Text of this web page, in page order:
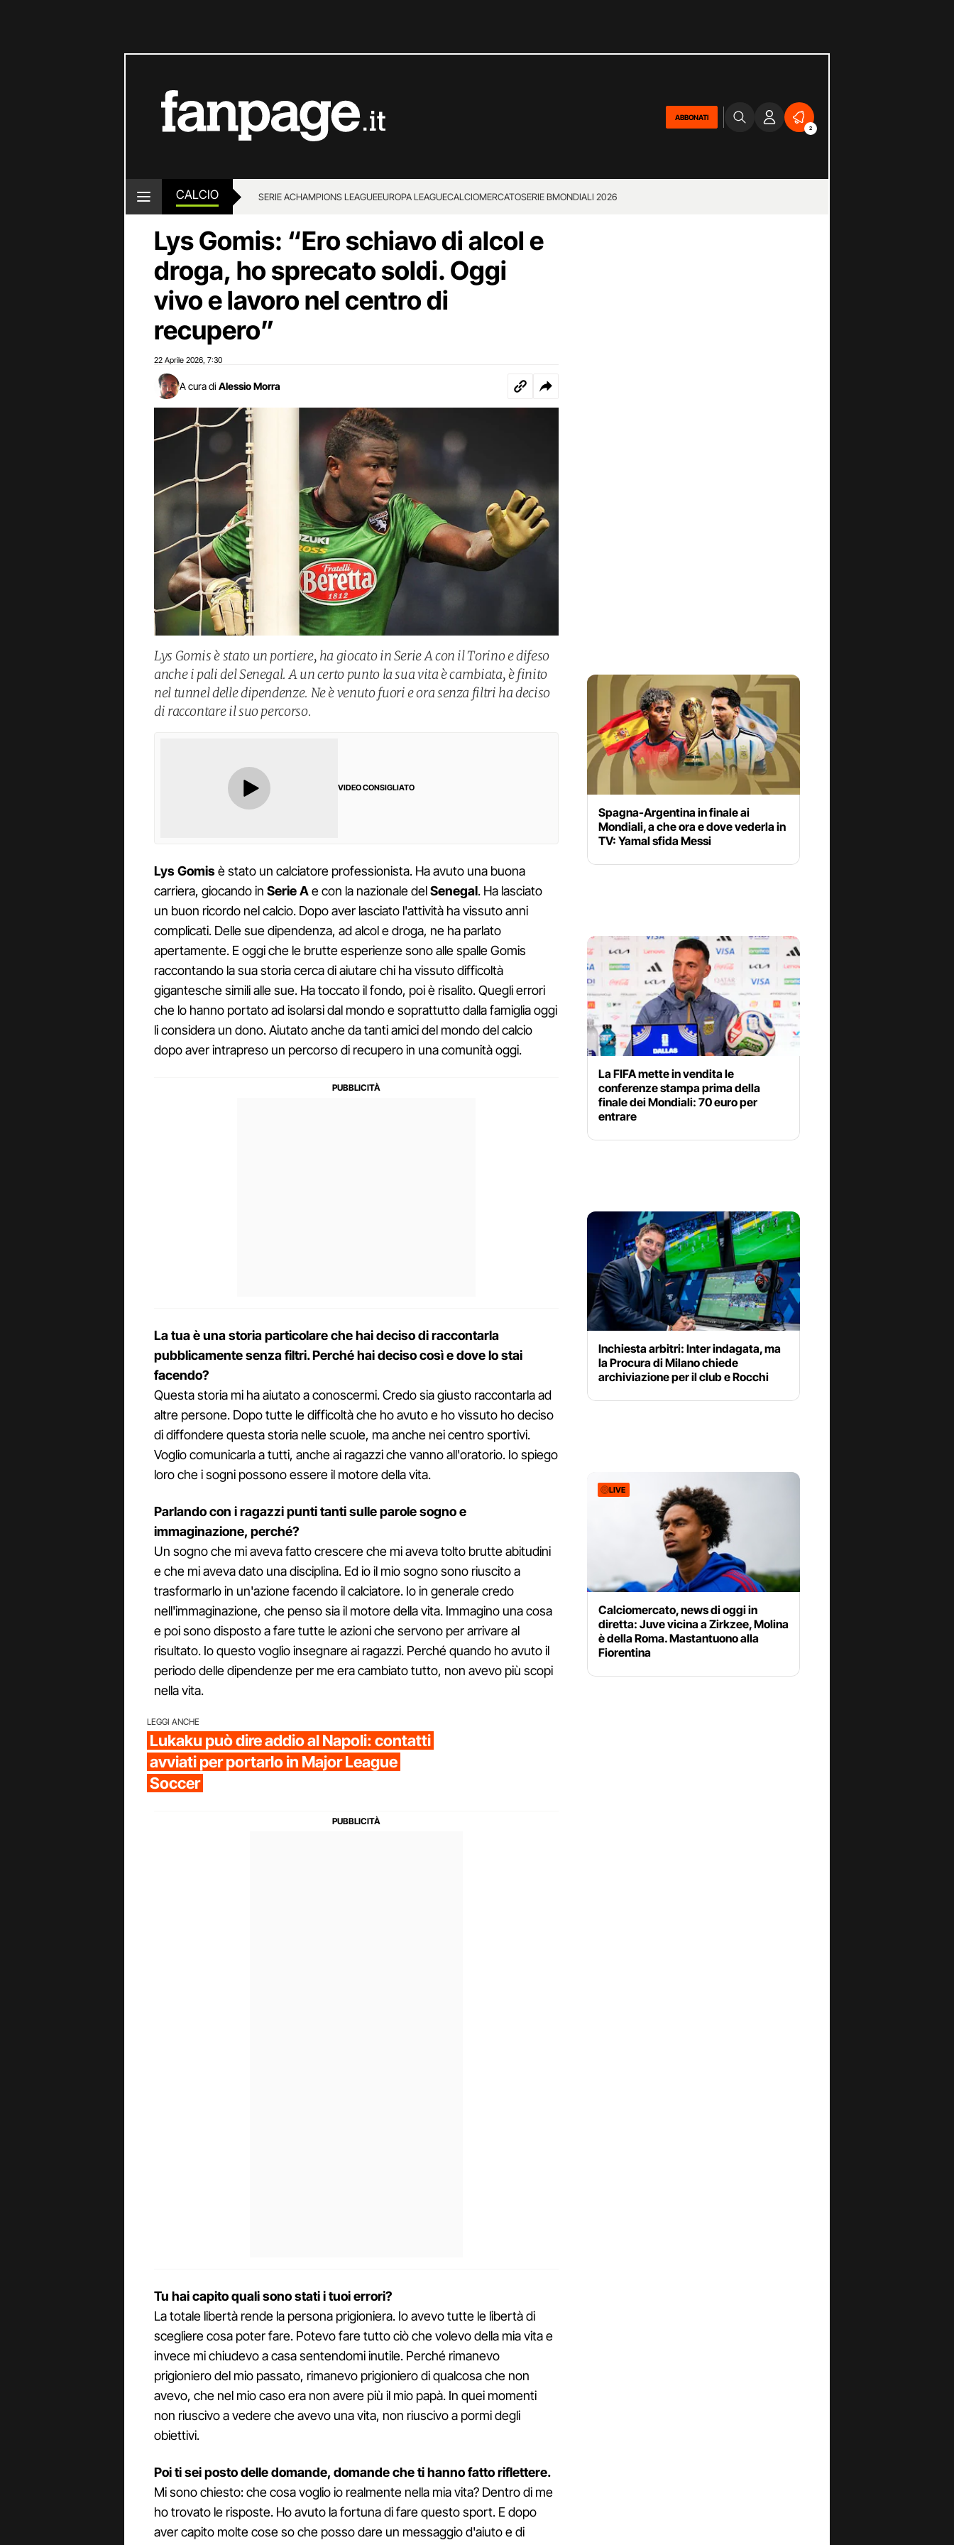
ABBONATI
2
CALCIO SERIE ACHAMPIONS LEAGUEEUROPA LEAGUECALCIOMERCATOSERIE BMONDIALI 2026
Lys Gomis: “Ero schiavo di alcol e
droga, ho sprecato soldi. Oggi
vivo e lavoro nel centro di
recupero”
22 Aprile 2026 7:30
A cura di Alessio Morra
Lys Gomis è stato un portiere, ha giocato in Serie A con il Torino e difeso
anche i pali del Senegal. A un certo punto la sua vita è cambiata, è finito
nel tunnel delle dipendenze. Ne è venuto fuori e ora senza filtri ha deciso
di raccontare il suo percorso.
VIDEO CONSIGLIATO
Lys Gomisè stato un calciatore professionista. Ha avuto una buona
carriera, giocando in Serie Ae con la nazionale delSenegal. Ha lasciato
un buon ricordo nel calcio. Dopo aver lasciato l'attività ha vissuto anni
complicati. Delle sue dipendenza, ad alcol e droga, ne ha parlato
apertamente. E oggi che le brutte esperienze sono alle spalle Gomis
raccontando la sua storia cerca di aiutare chi ha vissuto difficoltà
gigantesche simili alle sue. Ha toccato il fondo, poi è risalito. Quegli errori
che lo hanno portato ad isolarsi dal mondo e soprattutto dalla famiglia oggi
li considera un dono. Aiutato anche da tanti amici del mondo del calcio
dopo aver intrapreso un percorso di recupero in una comunità oggi.
La tua è una storia particolare che hai deciso di raccontarla
pubblicamente senza filtri. Perché hai deciso così e dove lo stai
facendo?
Questa storia mi ha aiutato a conoscermi. Credo sia giusto raccontarla ad
altre persone. Dopo tutte le difficoltà che ho avuto e ho vissuto ho deciso
di diffondere questa storia nelle scuole, ma anche nei centro sportivi.
Voglio comunicarla a tutti, anche ai ragazzi che vanno all'oratorio. Io spiego
loro che i sogni possono essere il motore della vita.
Parlando con i ragazzi punti tanti sulle parole sogno e
immaginazione, perché?
Un sogno che mi aveva fatto crescere che mi aveva tolto brutte abitudini
e che mi aveva dato una disciplina. Ed io il mio sogno sono riuscito a
trasformarlo in un'azione facendo il calciatore. Io in generale credo
nell'immaginazione, che penso sia il motore della vita. Immagino una cosa
e poi sono disposto a fare tutte le azioni che servono per arrivare al
risultato. Io questo voglio insegnare ai ragazzi. Perché quando ho avuto il
periodo delle dipendenze per me era cambiato tutto, non avevo più scopi
nella vita.
LEGGI ANCHE
Lukaku può dire addio al Napoli: contatti
avviati per portarlo in Major League
Soccer
Tu hai capito quali sono stati i tuoi errori?
La totale libertà rende la persona prigioniera. Io avevo tutte le libertà di
scegliere cosa poter fare. Potevo fare tutto ciò che volevo della mia vita e
invece mi chiudevo a casa sentendomi inutile. Perché rimanevo
prigioniero del mio passato, rimanevo prigioniero di qualcosa che non
avevo, che nel mio caso era non avere più il mio papà. In quei momenti
non riuscivo a vedere che avevo una vita, non riuscivo a pormi degli
obiettivi.
Poi ti sei posto delle domande, domande che ti hanno fatto riflettere.
Mi sono chiesto: che cosa voglio io realmente nella mia vita? Dentro di me
ho trovato le risposte. Ho avuto la fortuna di fare questo sport. E dopo
aver capito molte cose so che posso dare un messaggio d'aiuto e di
Spagna-Argentina in finale ai
Mondiali, a che ora e dove vederla in
TV: Yamal sfida Messi
La FIFA mette in vendita le
conferenze stampa prima della
finale dei Mondiali: 70 euro per
entrare
Inchiesta arbitri: Inter indagata, ma
la Procura di Milano chiede
archiviazione per il club e Rocchi
LIVE
Calciomercato, news di oggi in
diretta: Juve vicina a Zirkzee, Molina
è della Roma. Mastantuono alla
Fiorentina